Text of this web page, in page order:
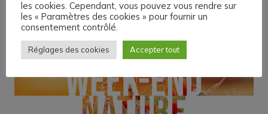
les cookies. Cependant, vous pouvez vous rendre sur
les « Paramètres des cookies » pour fournir un
consentement contrôlé.
Réglages des cookies Accepter tout